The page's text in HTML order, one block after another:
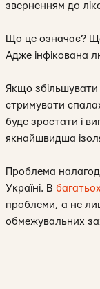
зверненням до
Що це означає? Що
Адже інфікована
Якщо збільшувати
стримувати
буде зростати і
якнайшвидша
Проблема
Україні. В
проблеми, а не
обмежувальних